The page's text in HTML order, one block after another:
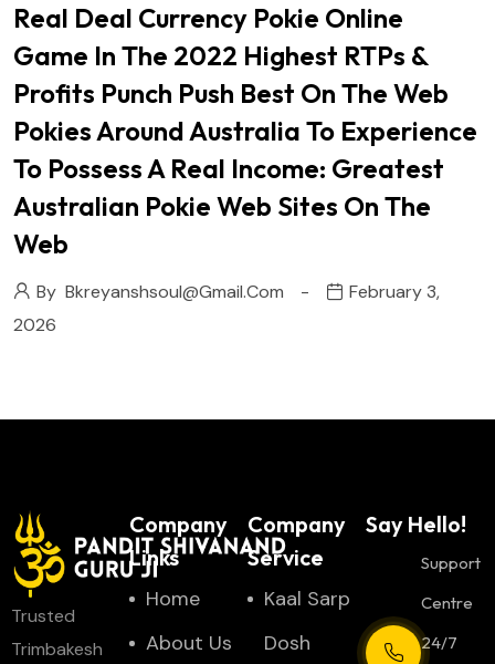
Real Deal Currency Pokie Online
Game In The 2022 Highest RTPs &
Profits Punch Push Best On The Web
Pokies Around Australia To Experience
To Possess A Real Income: Greatest
Australian Pokie Web Sites On The
Web
By Bkreyanshsoul@gmail.com
February 3,
2026
Trusted
Trimbakesh
Company
Links
Home
About Us
Company
Service
Kaal Sarp
Dosh
Say Hello!
Support
Centre
24/7